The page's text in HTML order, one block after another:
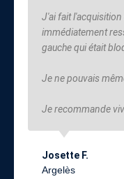
J'ai fait l'acquisition
immédiatement
gauche qui était
Je ne pouvais
Je recommande
Josette F.
Argelès